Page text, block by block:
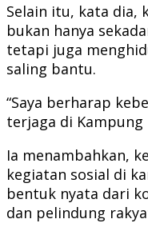
Selain itu, kata dia,
bukan hanya
tetapi juga
saling bantu.
“Saya berharap
terjaga di Kampung
Ia menambahkan,
kegiatan sosial di
bentuk nyata dari
dan pelindung